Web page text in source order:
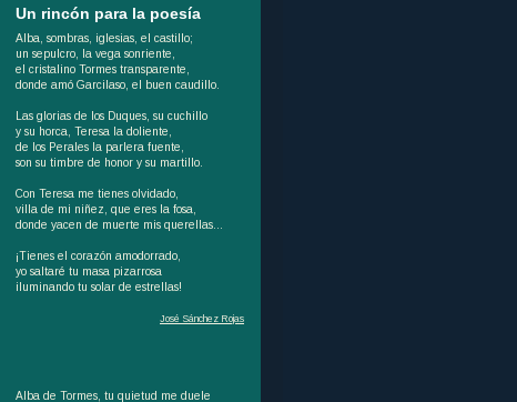
Un rincón para la poesía
Alba, sombras, iglesias, el castillo;
un sepulcro, la vega sonriente,
el cristalino Tormes transparente,
donde amó Garcilaso, el buen caudillo.
Las glorias de los Duques, su cuchillo
y su horca, Teresa la doliente,
de los Perales la parlera fuente,
son su timbre de honor y su martillo.
Con Teresa me tienes olvidado,
villa de mi niñez, que eres la fosa,
donde yacen de muerte mis querellas...
¡Tienes el corazón amodorrado,
yo saltaré tu masa pizarrosa
iluminando tu solar de estrellas!
José Sánchez Rojas
Alba de Tormes, tu quietud me duele